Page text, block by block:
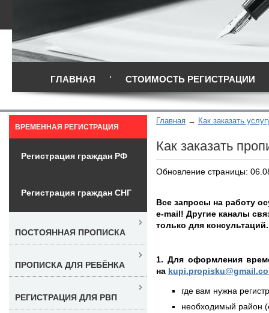
ГЛАВНАЯ СТОИМОСТЬ РЕГИСТРАЦИИ
Главная Как заказать
Как заказать
Обновление страницы:
Все запросы на работу
e-mail! Другие каналы
только для консультаций.
1. Для оформления
на
где вам нужна
необходимый район
ВРЕМЕННАЯ РЕГИСТРАЦИЯ
Регистрация граждан РФ
Регистрация граждан СНГ
ПОСТОЯННАЯ ПРОПИСКА
ПРОПИСКА ДЛЯ РЕБЁНКА
РЕГИСТРАЦИЯ ДЛЯ РВП